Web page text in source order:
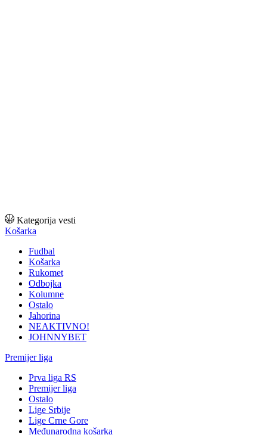
Kategorija vesti
Košarka
Fudbal
Košarka
Rukomet
Odbojka
Kolumne
Ostalo
Jahorina
NEAKTIVNO!
JOHNNYBET
Premijer liga
Prva liga RS
Premijer liga
Ostalo
Lige Srbije
Lige Crne Gore
Međunarodna košarka